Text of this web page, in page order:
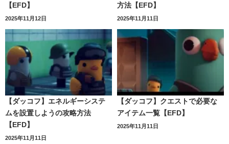
【EFD】
2025年11月12日
方法【EFD】
2025年11月11日
【ダッコフ】エネルギーシステ
ムを設置しようの攻略方法
【EFD】
2025年11月11日
【ダッコフ】クエストで必要な
アイテム一覧【EFD】
2025年11月11日